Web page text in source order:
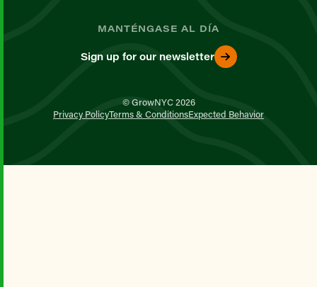
MANTÉNGASE AL DÍA
Sign up for our newsletter
© GrowNYC 2026
Privacy PolicyTerms & ConditionsExpected Behavior